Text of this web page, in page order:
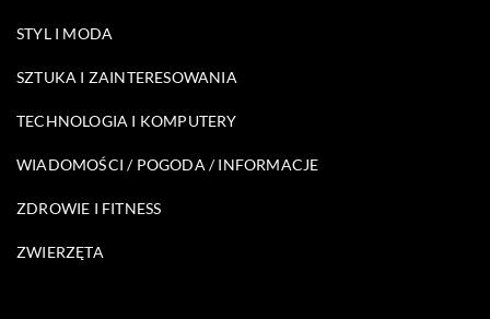
STYL I MODA
SZTUKA I ZAINTERESOWANIA
TECHNOLOGIA I KOMPUTERY
WIADOMOŚCI / POGODA / INFORMACJE
ZDROWIE I FITNESS
ZWIERZĘTA